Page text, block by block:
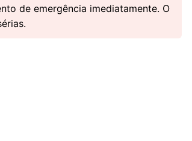
de emergência imediatamente. O